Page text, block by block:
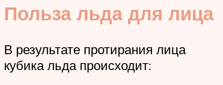
Польза льда для лица
В результате протирания лица
кубика льда происходит: